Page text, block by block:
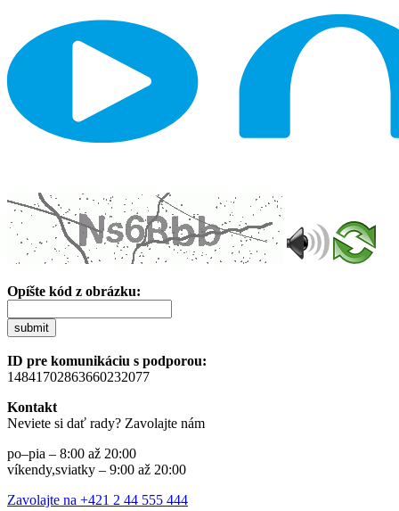
Opíšte kód z obrázku:
submit
ID pre komunikáciu s podporou:
14841702863660232077
Kontakt
Neviete si dať rady? Zavolajte nám
po–pia – 8:00 až 20:00
víkendy,sviatky – 9:00 až 20:00
Zavolajte na +421 2 44 555 444